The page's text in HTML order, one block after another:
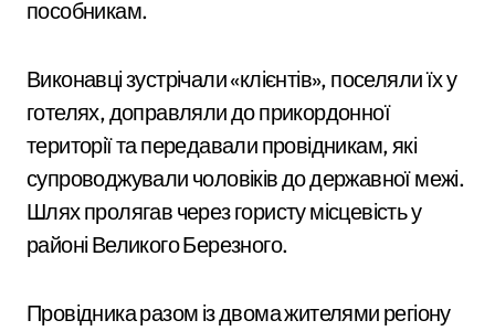
пособникам.
Виконавці зустрічали «клієнтів», поселяли їх у
готелях, доправляли до прикордонної
території та передавали провідникам, які
супроводжували чоловіків до державної межі.
Шлях пролягав через гористу місцевість у
районі Великого Березного.
Провідника разом із двома жителями регіону